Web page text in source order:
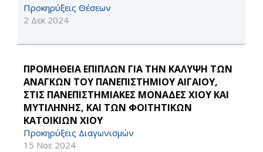
Προκηρύξεις Θέσεων
2 Δεκ 2024
ΠΡΟΜΗΘΕΙΑ ΕΠΙΠΛΩΝ ΓΙΑ ΤΗΝ ΚΑΛΥΨΗ ΤΩΝ
ΑΝΑΓΚΩΝ ΤΟΥ ΠΑΝΕΠΙΣΤΗΜΙΟΥ ΑΙΓΑΙΟΥ,
ΣΤΙΣ ΠΑΝΕΠΙΣΤΗΜΙΑΚΕΣ ΜΟΝΑΔΕΣ ΧΙΟΥ ΚΑΙ
ΜΥΤΙΛΗΝΗΣ, ΚΑΙ ΤΩΝ ΦΟΙΤΗΤΙΚΩΝ
ΚΑΤΟΙΚΙΩΝ ΧΙΟΥ
Προκηρύξεις Διαγωνισμών
15 Νοε 2024